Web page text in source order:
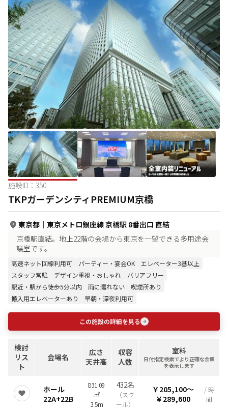
施設ID： 350
TKPガーデンシティPREMIUM京橋
東京都 ｜ 東京メトロ銀座線 京橋駅 8番出口 直結
京橋駅直結。地上22階の会場から東京を一望できる多用途会
議室です。
高速ネット回線利用可 パーティー・宴会OK
エレベーター3基以上
スタッフ常駐
デザイン重視・おしゃれ
バリアフリー
駅近・駅から徒歩5分以内
雨に濡れない
喫煙所あり
搬入用エレベーターあり
早朝・深夜利用可
この施設の詳細を見る
検討
リス
ト
会場名
広さ
天井高
収容
人数
室料
日付指定検索でより正確な金額
を表示します
ホール
22A+22B
831.09
㎡
3.5m
432名
（スク
ール）
￥205,100〜
￥289,600
/ 時
間